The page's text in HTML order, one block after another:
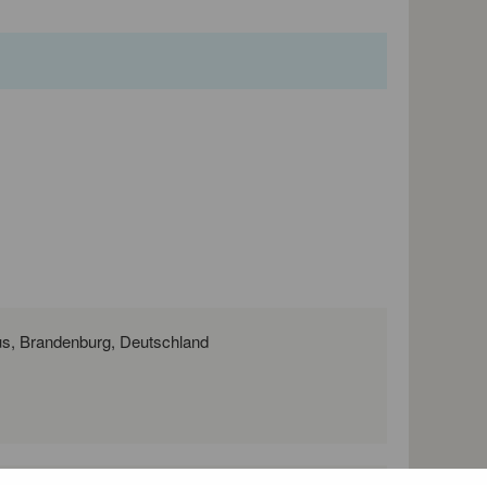
Platz der Deutschen Einheit 1, 03046 Cottbus, Brandenburg, Deutschland